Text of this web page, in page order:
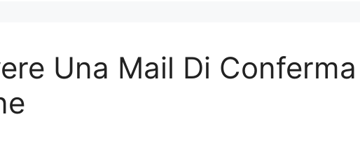
Una Mail Di Conferma